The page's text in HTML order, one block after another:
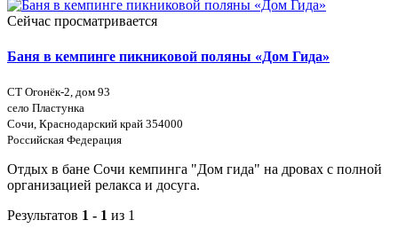
Сейчас просматривается
Баня в кемпинге пикниковой поляны «Дом Гида»
СТ Огонёк-2, дом 93
село Пластунка
Сочи, Краснодарский край 354000
Российская Федерация
Отдых в бане Сочи кемпинга "Дом гида" на дровах с полной
организацией релакса и досуга.
Результатов 1 - 1 из 1